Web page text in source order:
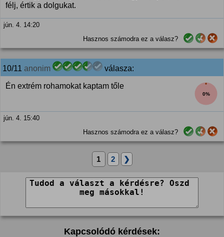
félj, értik a dolgukat.
jún. 4. 14:20
Hasznos számodra ez a válasz?
10/11 anonim válasza:
0%
Én extrém rohamokat kaptam tőle
jún. 4. 15:40
Hasznos számodra ez a válasz?
1 2 ❯
Kapcsolódó kérdések: